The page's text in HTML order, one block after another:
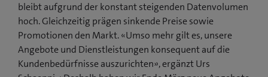
bleibt aufgrund der konstant steigenden Datenvolumen
hoch. Gleichzeitig prägen sinkende Preise sowie
Promotionen den Markt. «Umso mehr gilt es, unsere
Angebote und Dienstleistungen konsequent auf die
Kundenbedürfnisse auszurichten», ergänzt Urs